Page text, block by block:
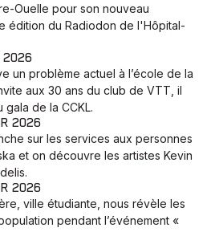
Ouelle pour son nouveau
édition du Radiodon de l'Hôpital-
2026
un problème actuel à l’école de la
aux 30 ans du club de VTT, il
gala de la CCKL.
2026
sur les services aux personnes
et on découvre les artistes Kevin
2026
ville étudiante, nous révèle les
pendant l’événement «